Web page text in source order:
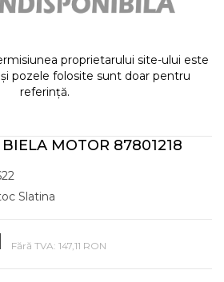
proprietarului site-ului este
pozele folosite sunt doar pentru
referință.
MOTOR 87801218
Slatina
Fără TVA: 147,11 RON